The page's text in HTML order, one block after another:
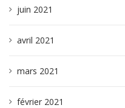
juin 2021
avril 2021
mars 2021
février 2021